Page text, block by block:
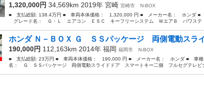
1,320,000円 34,569km 2019年 宮崎 宮崎市
N-BOX
■ 支払総額: 138.4万円 ■ 車両本体価格： 1,320,000 円 ■ メーカー名： ホンダ ■
グレード名： Ｇ・Ｌ エアコン ＥＳＣ キーフリーシステム ＷエアＢ パワステ
ホンダ Ｎ－ＢＯＸ Ｇ ＳＳパッケージ 両側電動スラ
190,000円 112,163km 2014年 福岡 福岡市
N-BOX
■ 支払総額: 23万円 ■ 車両本体価格： 190,000 円 ■ メーカー名： ホンダ ■ 車
名： Ｇ ＳＳパッケージ 両側電動スライドドア スマートキー二個 フルセグテレビ